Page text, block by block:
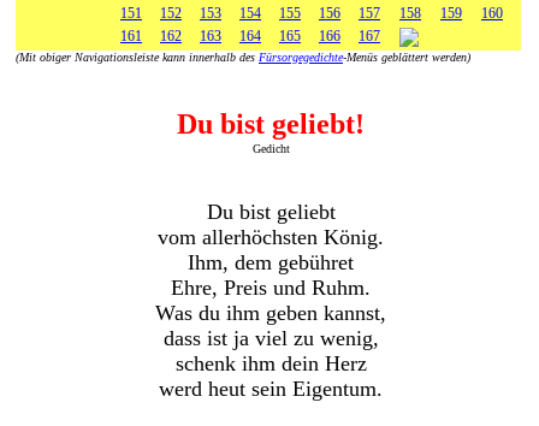
151
152 153 154 155 156 157 158 159
160
161
162 163 164 165 166 167
(Mit obiger Navigationsleiste kann innerhalb des Fürsorgegedichte-Menüs geblättert werden)
Du bist geliebt!
Gedicht
Du bist geliebt
vom allerhöchsten König.
Ihm, dem gebühret
Ehre, Preis und Ruhm.
Was du ihm geben kannst,
dass ist ja viel zu wenig,
schenk ihm dein Herz
werd heut sein Eigentum.